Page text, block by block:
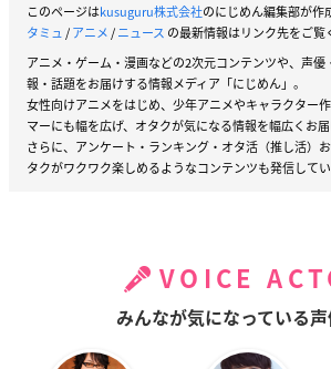
このページはkusuguru株式会社のにじめん編集部が作
タミュ/アニメ/ニュース の最新情報はリンク先をご覧
アニメ・ゲーム・漫画などの2次元コンテンツや、声
報・話題をお届けする情報メディア「にじめん」。
女性向けアニメをはじめ、少年アニメやキャラクター
マーにも幅を広げ、オタクが気になる情報を幅広くお届
さらに、アンケート・ランキング・オタ活（推し活）
タクがワクワク楽しめるようなコンテンツも発信してい
VOICE
みんなが気になっている